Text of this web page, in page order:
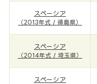
スペーシア
（2013年式 / 徳島県）
スペーシア
（2014年式 / 埼玉県）
スペーシア